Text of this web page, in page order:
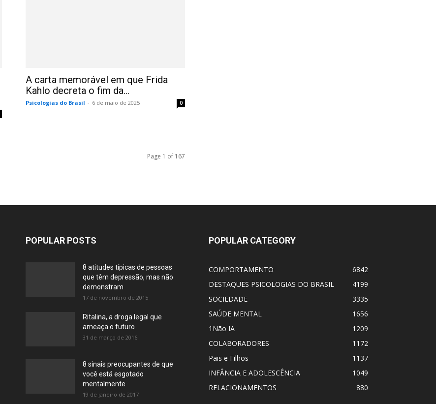
A carta memorável em que Frida
Kahlo decreta o fim da...
Psicologias do Brasil - 6 de maio de 2025 0
Page 1 of 167
POPULAR POSTS
8 atitudes típicas de pessoas
que têm depressão, mas não
demonstram
17 de novembro de 2015
Ritalina, a droga legal que
ameaça o futuro
31 de março de 2016
8 sinais preocupantes de que
você está esgotado
mentalmente
19 de janeiro de 2017
POPULAR CATEGORY
COMPORTAMENTO
6842
DESTAQUES PSICOLOGIAS DO BRASIL
4199
SOCIEDADE
3335
SAÚDE MENTAL
1656
1Não IA
1209
COLABORADORES
1172
Pais e Filhos
1137
INFÂNCIA E ADOLESCÊNCIA
1049
RELACIONAMENTOS
880